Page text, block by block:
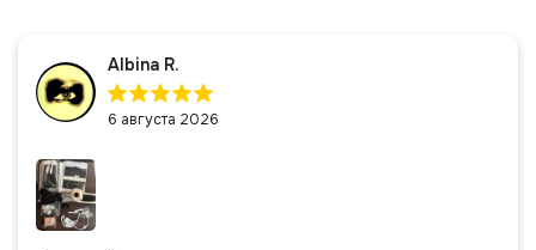
Albina R.
6 августа 2026